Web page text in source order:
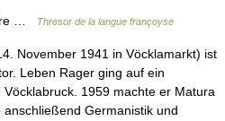
… Thresor de la langue françoyse
November 1941 in Vöcklamarkt) ist
Leben Rager ging auf ein
1959 machte er Matura
Germanistik und